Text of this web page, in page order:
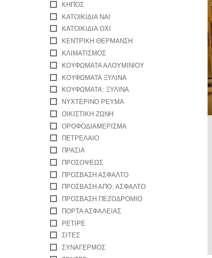
ΚΉΠΟΣ
ΚΑΤΟΙΚΊΔΙΑ ΝΑΙ
ΚΑΤΟΙΚΊΔΙΑ ΌΧΙ
ΚΕΝΤΡΙΚΉ ΘΈΡΜΑΝΣΗ
ΚΛΙΜΑΤΙΣΜΌΣ
ΚΟΥΦΏΜΑΤΑ ΑΛΟΥΜΙΝΊΟΥ
ΚΟΥΦΏΜΑΤΑ ΞΎΛΙΝΑ
ΚΟΥΦΏΜΑΤΑ: ΞΎΛΙΝΑ
ΝΥΧΤΕΡΙΝΌ ΡΕΎΜΑ
ΟΙΚΙΣΤΙΚΉ ΖΏΝΗ
ΟΡΟΦΟΔΙΑΜΕΡΙΣΜΑ
ΠΕΤΡΈΛΑΙΟ
ΠΡΑΣΙΑ
ΠΡΟΣΌΨΕΩΣ
ΠΡΌΣΒΑΣΗ ΆΣΦΑΛΤΟ
ΠΡΌΣΒΑΣΗ ΑΠΌ: ΆΣΦΑΛΤΟ
ΠΡΌΣΒΑΣΗ ΠΕΖΟΔΡΌΜΙΟ
ΠΌΡΤΑ ΑΣΦΑΛΕΊΑΣ
ΡΕΤΙΡΈ
ΣΊΤΕΣ
ΣΥΝΑΓΕΡΜΌΣ